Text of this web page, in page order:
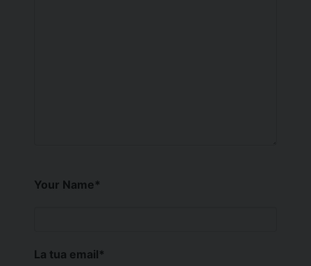
Your Name*
La tua email*